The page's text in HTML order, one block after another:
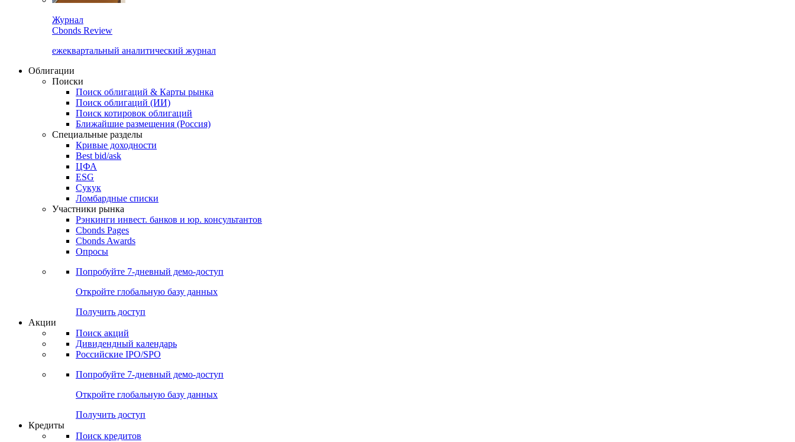
Журнал
Cbonds Review
ежеквартальный аналитический журнал
Облигации
Поиски
Поиск облигаций & Карты рынка
Поиск облигаций (ИИ)
Поиск котировок облигаций
Ближайшие размещения (Россия)
Специальные разделы
Кривые доходности
Best bid/ask
ЦФА
ESG
Сукук
Ломбардные списки
Участники рынка
Рэнкинги инвест. банков и юр. консультантов
Cbonds Pages
Cbonds Awards
Опросы
Попробуйте 7-дневный демо-доступ
Откройте глобальную базу данных
Получить доступ
Акции
Поиск акций
Дивидендный календарь
Российские IPO/SPO
Попробуйте 7-дневный демо-доступ
Откройте глобальную базу данных
Получить доступ
Кредиты
Поиск кредитов